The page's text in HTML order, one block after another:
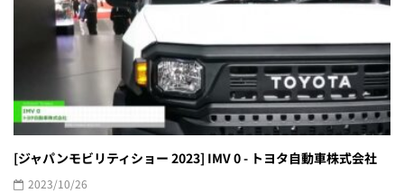
[ジャパンモビリティショー 2023] IMV 0 - トヨタ自動車株式会社
2023/10/26